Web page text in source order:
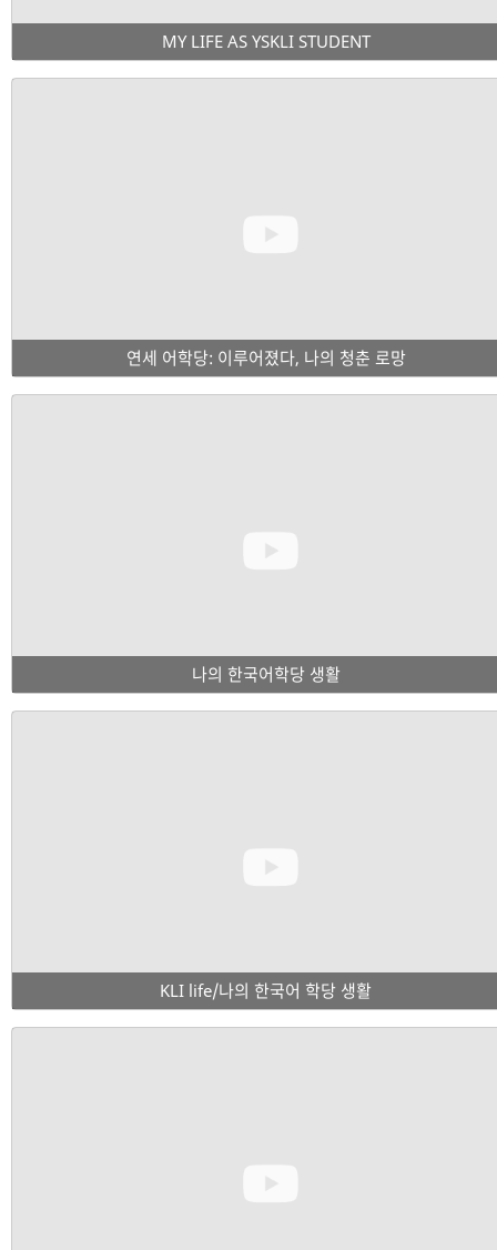
MY LIFE AS YSKLI STUDENT
연세 어학당: 이루어졌다, 나의 청춘 로망
나의 한국어학당 생활
KLI life/나의 한국어 학당 생활